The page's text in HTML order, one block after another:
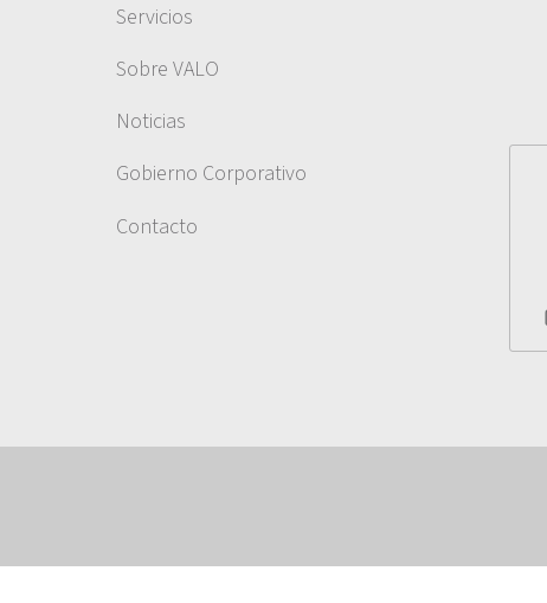
Servicios
Sobre VALO
Noticias
Gobierno Corporativo
Contacto